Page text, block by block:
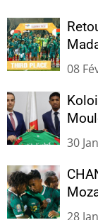
08
30
28